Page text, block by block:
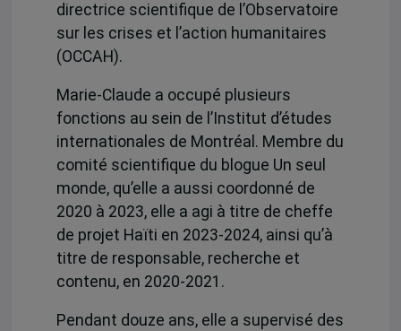
directrice scientifique de l’Observatoire
sur les crises et l’action humanitaires
(OCCAH).
Marie-Claude a occupé plusieurs
fonctions au sein de l’Institut d’études
internationales de Montréal. Membre du
comité scientifique du blogue Un seul
monde, qu’elle a aussi coordonné de
2020 à 2023, elle a agi à titre de cheffe
de projet Haïti en 2023-2024, ainsi qu’à
titre de responsable, recherche et
contenu, en 2020-2021.
Pendant douze ans, elle a supervisé des